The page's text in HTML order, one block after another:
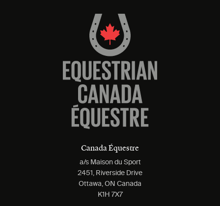
Canada Équestre
a/s Maison du Sport
2451, Riverside Drive
Ottawa, ON Canada
K1H 7X7